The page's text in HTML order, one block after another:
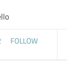
12 FOLLOWERS
FOLLOW
VISITA